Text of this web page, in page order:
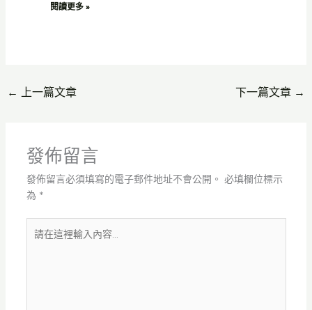
閱讀更多 »
← 上一篇文章 下一篇文章 →
發佈留言
發佈留言必須填寫的電子郵件地址不會公開。 必填欄位標示
為 *
在